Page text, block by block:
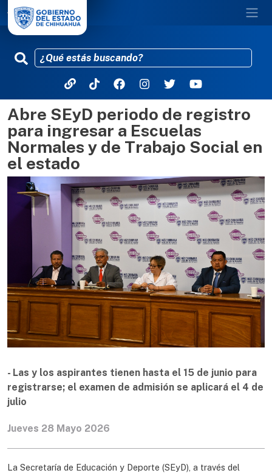
Pasar al contenido principal
Abre SEyD periodo de registro
para ingresar a Escuelas
Normales y de Trabajo Social en
el estado
- Las y los aspirantes tienen hasta el 15 de junio para
registrarse; el examen de admisión se aplicará el 4 de
julio
Jueves 28 Mayo 2026
La Secretaría de Educación y Deporte (SEyD), a través del